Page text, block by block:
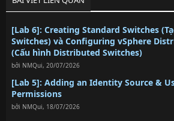
[Lab 6]: Creating Standard Switches
Switches) và Configuring vSphere
(Cấu hình Distributed Switches)
bởi NMQui, 20/07/2026
[Lab 5]: Adding an Identity Source &
Permissions
bởi NMQui, 18/07/2026